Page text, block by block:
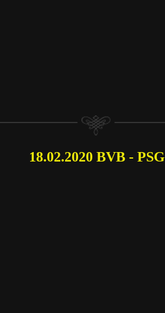
18.02.2020 BVB - PSG